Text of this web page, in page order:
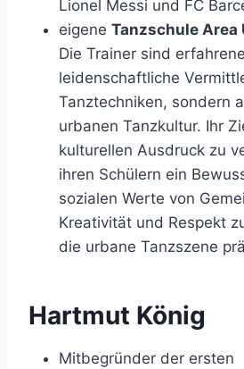
Lionel Messi und FC
eigene Tanzschule Area
Die Trainer sind
leidenschaftliche
Tanztechniken, sondern
urbanen Tanzkultur. Ihr
kulturellen Ausdruck zu
ihren Schülern ein
sozialen Werte von
Kreativität und Respekt
die urbane Tanzszene
Hartmut König
Mitbegründer der ersten